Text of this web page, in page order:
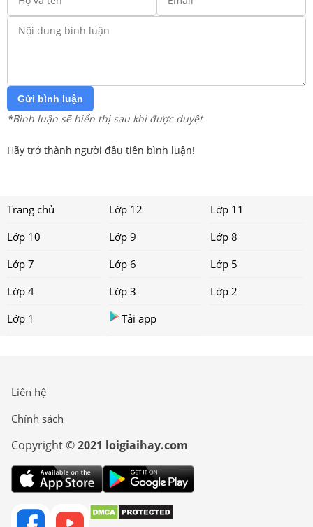
Gửi bình luận
*Bình luận sẽ hiển thị sau khi được duyệt
Hãy trở thành người đầu tiên bình luận!
Trang chủ Lớp 12
Lớp 11
Lớp 10
Lớp 9
Lớp 8
Lớp 7
Lớp 6
Lớp 5
Lớp 4
Lớp 3
Lớp 2
Lớp 1
Tải app
Liên hệ
Chính sách
Copyright ©2021 loigiaihay.com